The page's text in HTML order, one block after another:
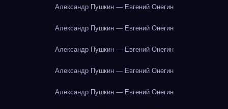
Александр Пушкин — Евгений Онегин
Александр Пушкин — Евгений Онегин
Александр Пушкин — Евгений Онегин
Александр Пушкин — Евгений Онегин
Александр Пушкин — Евгений Онегин